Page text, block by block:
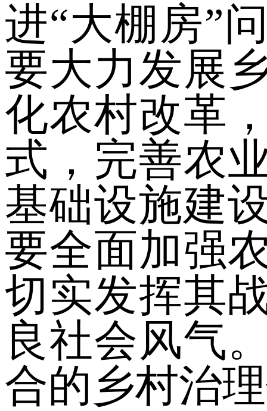
进“大棚房”
要大力发展
化农村改革
式，完善农
基础设施建
要全面加强
切实发挥其
良社会风气
合的乡村治